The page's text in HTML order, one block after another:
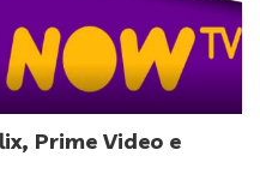
Prime Video e